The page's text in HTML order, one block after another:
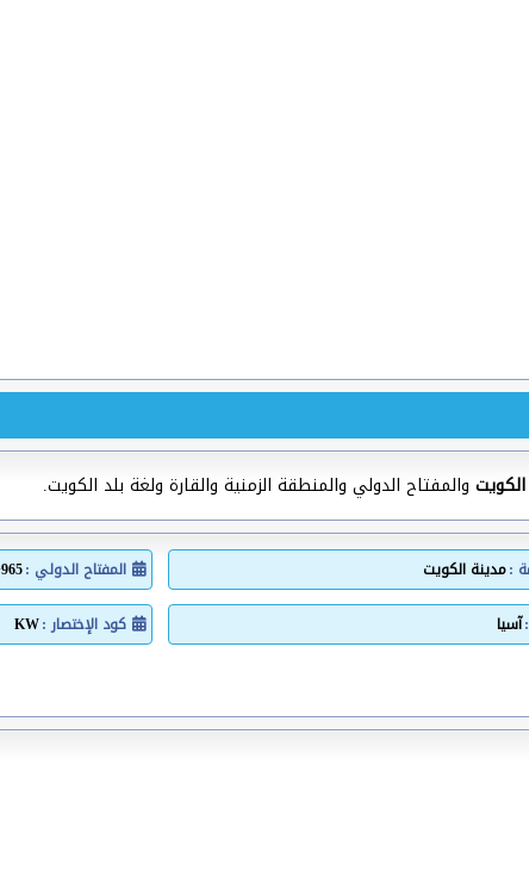
الكويتوالمفتاح الدولي والمنطقة الزمنية والقارة ولغة بلد الكويت.
:مدينة الكويت المفتاح الدولي :965+
آسيا كود الإختصار :KW